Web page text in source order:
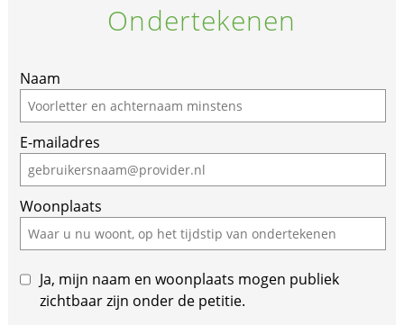
Ondertekenen
If
you
are
a
human,
ignore
this
field
Naam
E-mailadres
Woonplaats
Ja, mijn naam en woonplaats mogen publiek
zichtbaar zijn onder de petitie.